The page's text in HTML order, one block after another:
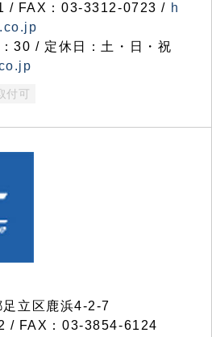
/ FAX：03-3312-0723 / h
30 / 定休日：土・日・祝
付可
立区鹿浜4-2-7
/ FAX：03-3854-6124